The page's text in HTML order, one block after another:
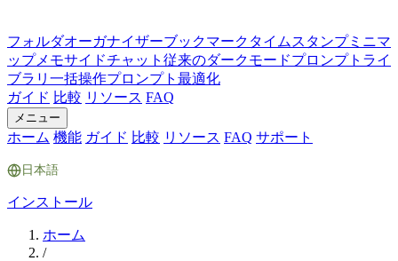
フォルダオーガナイザーブックマーク タイムスタンプミニマ
ップメモサイドチャット 従来のダークモードプロンプトライ
ブラリ 一括操作プロンプト最適化
ガイド 比較 リソース FAQ
メニュー
ホーム 機能 ガイド 比較 リソース FAQ サポート
日本語
インストール
ホーム
/